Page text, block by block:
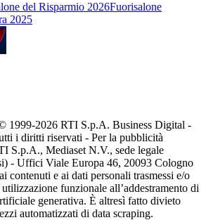
del Risparmio 2026Fuorisalone
2025
1999-2026 RTI S.p.A. Business Digital -
i diritti riservati - Per la pubblicità
S.p.A., Mediaset N.V., sede legale
- Uffici Viale Europa 46, 20093 Cologno
contenuti e ai dati personali trasmessi e/o
funzionale all’addestramento di
generativa. È altresì fatto divieto
automatizzati di data scraping.